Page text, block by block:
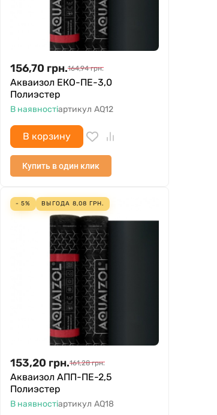
156,70 грн.164,94 грн.
Акваизол ЕКО-ПЕ-3,0
Полиэстер
В наявностіартикул AQ12
В корзину
Купить в один клик
- 5% ВЫГОДА 8,08 ГРН.
153,20 грн.161,28 грн.
Акваизол АПП-ПЕ-2,5
Полиэстер
В наявностіартикул AQ18